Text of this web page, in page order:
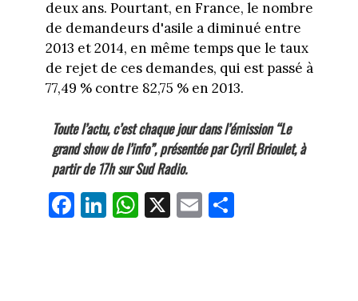
deux ans. Pourtant, en France, le nombre
de demandeurs d'asile a diminué entre
2013 et 2014, en même temps que le taux
de rejet de ces demandes, qui est passé à
77,49 % contre 82,75 % en 2013.
Toute l’actu, c’est chaque jour dans l’émission “Le
grand show de l’info”, présentée par Cyril Brioulet, à
partir de 17h sur Sud Radio.
Fa
ce
Li
nk
W
ha
X E
m
Pa
rt